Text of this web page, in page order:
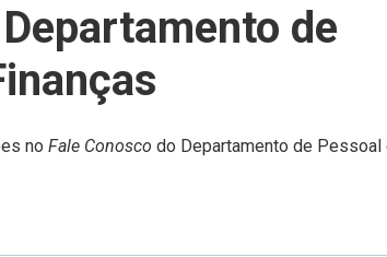
de
no Fale Conosco do Departamento de Pessoal